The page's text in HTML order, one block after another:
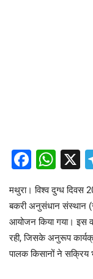
X
मथुरा। विश्व दुग्ध
बकरी अनुसंधान संस्थान
आयोजन किया गया। इस
रही, जिसके अनुरूप
पालक किसानों ने सक्रिय